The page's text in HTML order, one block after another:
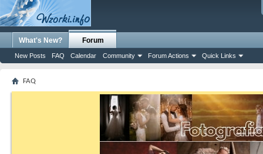
What's New? Forum
New Posts FAQ Calendar Community Forum Actions Quick Links
FAQ